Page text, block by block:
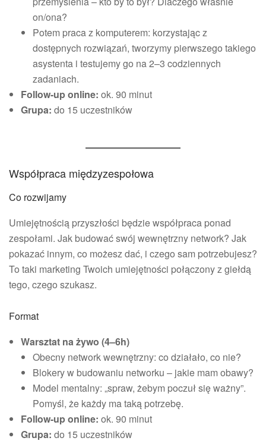
on/ona?
Potem praca z komputerem: korzystając z
dostępnych rozwiązań, tworzymy pierwszego takiego
asystenta i testujemy go na 2–3 codziennych
zadaniach.
Follow-up online: ok. 90 minut
Grupa: do 15 uczestników
Współpraca międzyzespołowa
Co rozwijamy
Umiejętnością przyszłości będzie współpraca ponad
zespołami. Jak budować swój wewnętrzny network? Jak
pokazać innym, co możesz dać, i czego sam potrzebujesz?
To taki marketing Twoich umiejętności połączony z giełdą
tego, czego szukasz.
Format
Warsztat na żywo (4–6h)
Obecny network wewnętrzny: co działało, co nie?
Blokery w budowaniu networku – jakie mam obawy?
Model mentalny: „spraw, żebym poczuł się ważny”.
Pomyśl, że każdy ma taką potrzebę.
Follow-up online: ok. 90 minut
Grupa: do 15 uczestników